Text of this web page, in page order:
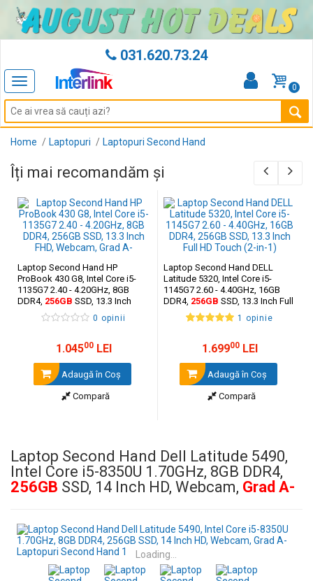
031.620.73.24
Toggle
navigation
0
Home Laptopuri Laptopuri Second Hand
Îți mai recomandăm și
Laptop Second Hand HP
ProBook 430 G8, Intel Core i5-
1135G7 2.40 - 4.20GHz, 8GB
DDR4, 256GB SSD, 13.3 Inch
FHD, Webcam,
Grad A-
0 opinii
1.04500LEI
Adaugă în Coş
Compară
Laptop Second Hand DELL
Latitude 5320, Intel Core i5-
1145G7 2.60 - 4.40GHz, 16GB
DDR4, 256GB SSD, 13.3 Inch Full
HD Touch (2-in-1)
1 opinie
1.69900LEI
Adaugă în Coş
Compară
Laptop Second Hand Dell Latitude 5490,
Intel Core i5-8350U 1.70GHz, 8GB DDR4,
256GB SSD, 14 Inch HD, Webcam, Grad A-
Loading...